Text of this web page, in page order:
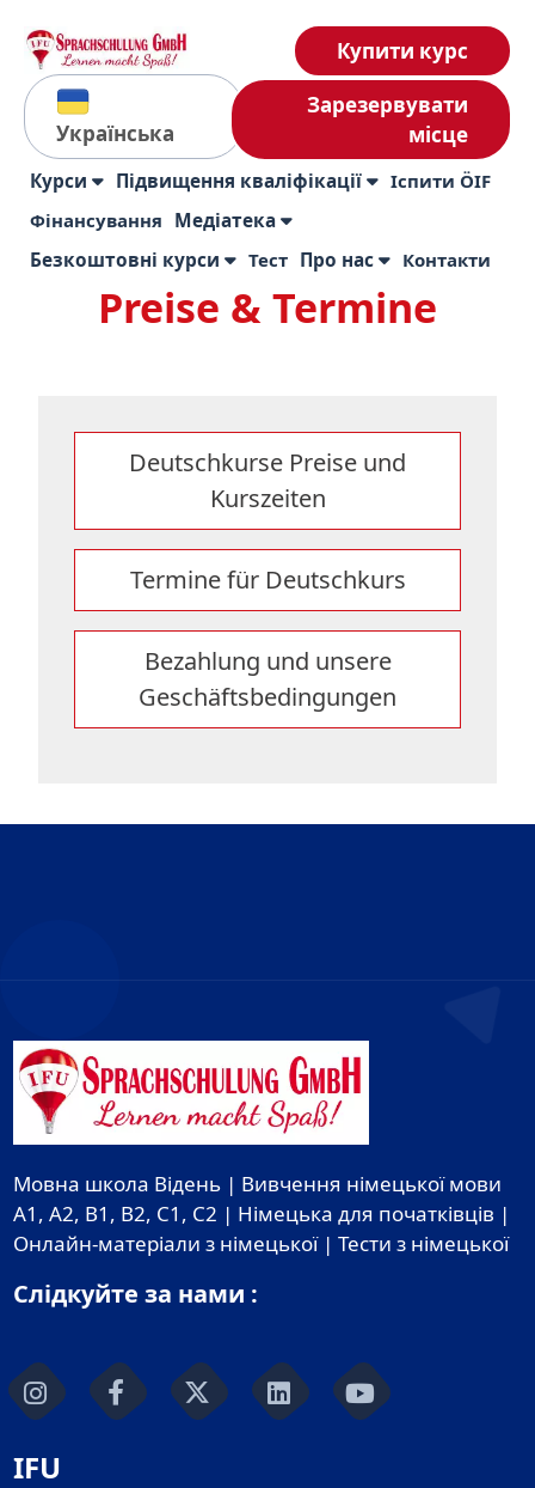
Українська
Купити курс
Зарезервувати
місце
Курси Підвищення кваліфікації
Іспити ÖIF
Фінансування Медіатека
Безкоштовні курси
Тест Про нас Контакти
Preise & Termine
Deutschkurse Preise und
Kurszeiten
Termine für Deutschkurs
Bezahlung und unsere
Geschäftsbedingungen
Мовна школа Відень | Вивчення німецької мови
A1, A2, B1, B2, C1, C2 | Німецька для початківців |
Онлайн-матеріали з німецької | Тести з німецької
Слідкуйте за нами :
IFU